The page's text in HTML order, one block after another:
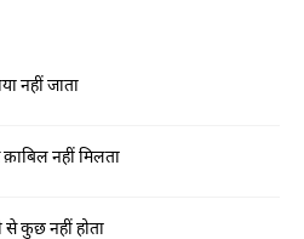
नहीं जाता
नहीं मिलता
कुछ नहीं होता